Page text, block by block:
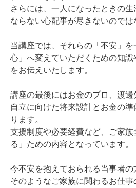
さらには、一人になったときの
ならない心配事が尽きないのでは
当講座では、それらの「不安」
心」へ変えていただくための知
をお伝えいたします。
講座の最後にはお金のプロ、渡邊
自立に向けた将来設計とお金の
ります。
支援制度や必要経費など、ご家
る」ための内容となっています。
今不安を抱えておられる当事者の
そのようなご家族に関わるお仕